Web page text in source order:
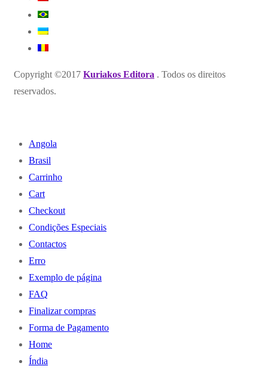
Copyright ©2017 Kuriakos Editora . Todos os direitos
reservados.
Angola
Brasil
Carrinho
Cart
Checkout
Condições Especiais
Contactos
Erro
Exemplo de página
FAQ
Finalizar compras
Forma de Pagamento
Home
Índia